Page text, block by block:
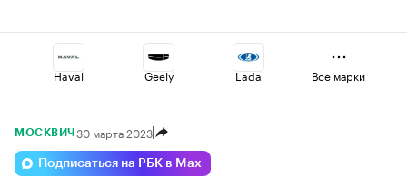
Haval Geely Lada
Volga Esteo
Все марки
МОСКВИЧ 30 марта 2023
Подписаться на РБК в Max